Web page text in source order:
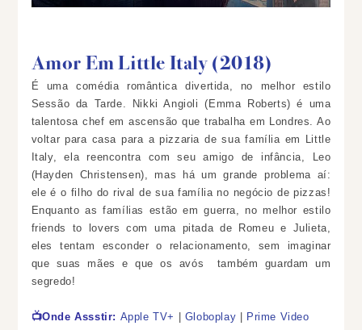
Amor Em Little Italy (2018)
É uma comédia romântica divertida, no melhor estilo
Sessão da Tarde. Nikki Angioli (Emma Roberts) é uma
talentosa chef em ascensão que trabalha em Londres. Ao
voltar para casa para a pizzaria de sua família em Little
Italy, ela reencontra com seu amigo de infância, Leo
(Hayden Christensen), mas há um grande problema aí:
ele é o filho do rival de sua família no negócio de pizzas!
Enquanto as famílias estão em guerra, no melhor estilo
friends to lovers com uma pitada de Romeu e Julieta,
eles tentam esconder o relacionamento, sem imaginar
que suas mães e que os avós também guardam um
segredo!
📺Onde Assstir: Apple TV+ Globoplay Prime Video